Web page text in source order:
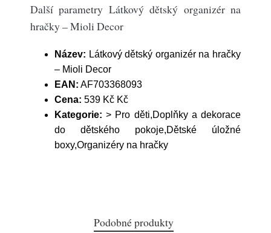
Další parametry Látkový dětský organizér na
hračky – Mioli Decor
Název: Látkový dětský organizér na hračky
– Mioli Decor
EAN: AF703368093
Cena: 539 Kč Kč
Kategorie: > Pro děti,Doplňky a dekorace
do dětského pokoje,Dětské úložné
boxy,Organizéry na hračky
Podobné produkty